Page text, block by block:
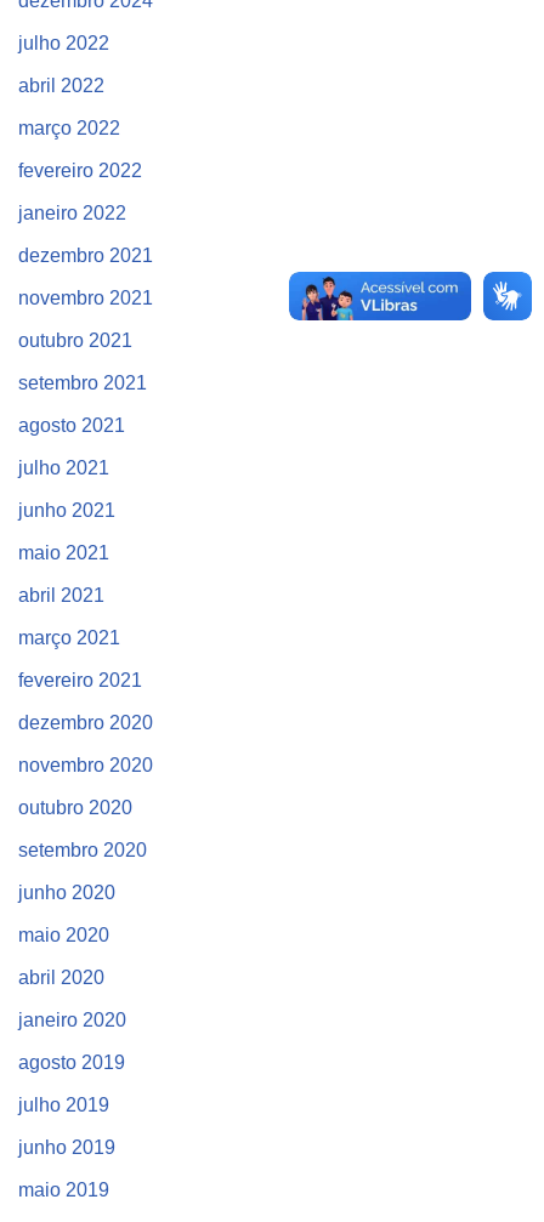
julho 2022
abril 2022
março 2022
fevereiro 2022
janeiro 2022
dezembro 2021
novembro 2021
outubro 2021
setembro 2021
agosto 2021
julho 2021
junho 2021
maio 2021
abril 2021
março 2021
fevereiro 2021
dezembro 2020
novembro 2020
outubro 2020
setembro 2020
junho 2020
maio 2020
abril 2020
janeiro 2020
agosto 2019
julho 2019
junho 2019
maio 2019